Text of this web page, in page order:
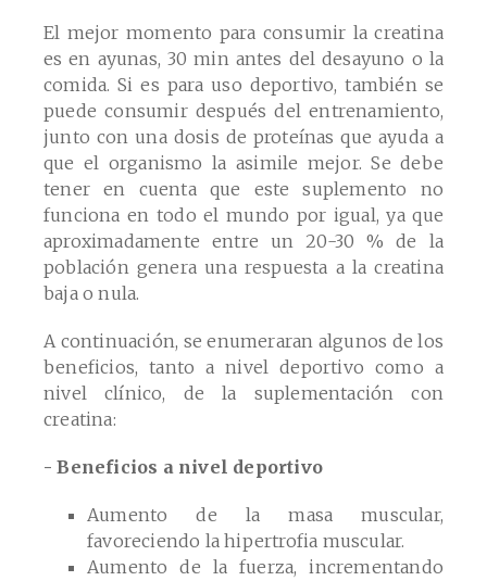
El mejor momento para consumir la creatina
es en ayunas, 30 min antes del desayuno o la
comida. Si es para uso deportivo, también se
puede consumir después del entrenamiento,
junto con una dosis de proteínas que ayuda a
que el organismo la asimile mejor. Se debe
tener en cuenta que este suplemento no
funciona en todo el mundo por igual, ya que
aproximadamente entre un 20-30 % de la
población genera una respuesta a la creatina
baja o nula.
A continuación, se enumeraran algunos de los
beneficios, tanto a nivel deportivo como a
nivel clínico, de la suplementación con
creatina:
- Beneficios a nivel deportivo
Aumento de la masa muscular,
favoreciendo la hipertrofia muscular.
Aumento de la fuerza, incrementando